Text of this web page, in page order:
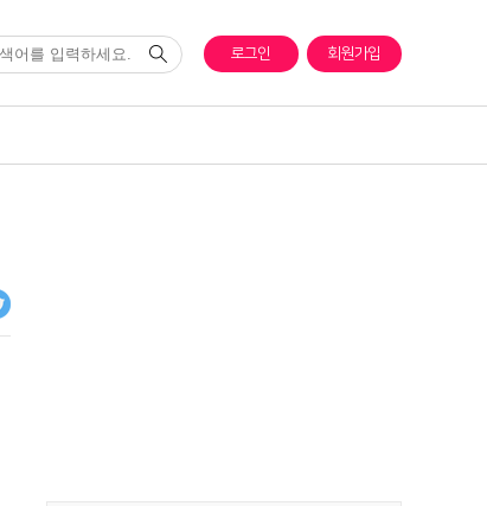
로그인 회원가입